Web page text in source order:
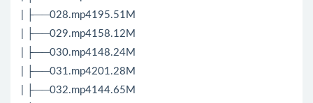
| ├──028.mp4195.51M
| ├──029.mp4158.12M
| ├──030.mp4148.24M
| ├──031.mp4201.28M
| ├──032.mp4144.65M